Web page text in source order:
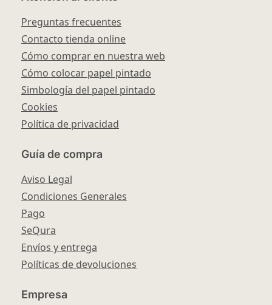
Preguntas frecuentes
Contacto tienda online
Cómo comprar en nuestra web
Cómo colocar papel pintado
Simbología del papel pintado
Cookies
Política de privacidad
Guía de compra
Aviso Legal
Condiciones Generales
Pago
SeQura
Envíos y entrega
Políticas de devoluciones
Empresa